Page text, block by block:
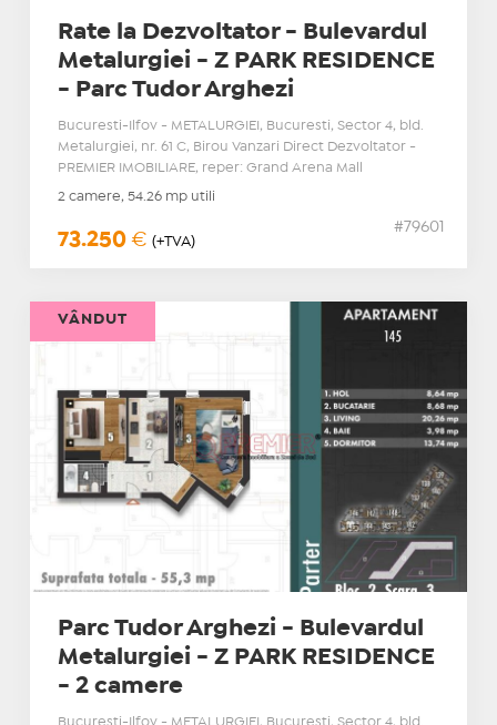
Rate la Dezvoltator - Bulevardul
Metalurgiei - Z PARK RESIDENCE
- Parc Tudor Arghezi
Bucuresti-Ilfov - METALURGIEI, Bucuresti, Sector 4, bld.
Metalurgiei, nr. 61 C, Birou Vanzari Direct Dezvoltator -
PREMIER IMOBILIARE, reper: Grand Arena Mall
2 camere, 54.26 mp utili
73.250 € (+TVA)
#79601
Parc Tudor Arghezi - Bulevardul
Metalurgiei - Z PARK RESIDENCE
- 2 camere
VÂNDUT